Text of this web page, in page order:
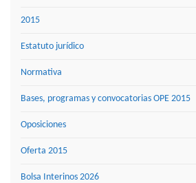
2015
Estatuto jurídico
Normativa
Bases, programas y convocatorias OPE 2015
Oposiciones
Oferta 2015
Bolsa Interinos 2026